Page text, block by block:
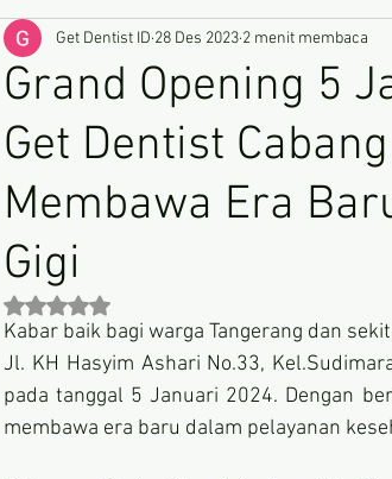
Grand Opening 5
Get Dentist
Membawa Era
Gigi
Get Dentist ID 28 Des 2023 2 menit membaca
Dinilai NaN dari 5 bintang.
Kabar baik bagi warga Tangerang dan
Jl. KH Hasyim Ashari No.33,
pada tanggal 5 Januari 2024. Dengan
membawa era baru dalam pelayanan